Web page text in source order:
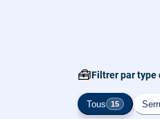
🧰Filtrer par type
Tous 15